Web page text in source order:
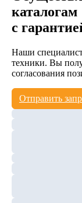
каталогам
с
Наши
техники. Вы
согласования
Отправить